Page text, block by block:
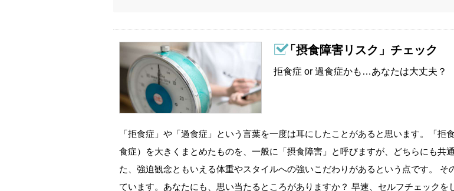
「摂食障害リスク」チェック
拒食症 or 過食症かも…あなたは大丈夫？
「拒食症」や「過食症」という言葉を一度は耳にしたことがあると思います。「
食症）を大きくまとめたものを、一般に「摂食障害」と呼びますが、どちらにも共
た、強迫観念ともいえる体重やスタイルへの強いこだわりがあるという点です。 そ
ています。あなたにも、思い当たるところがありますか？ 早速、セルフチェックを